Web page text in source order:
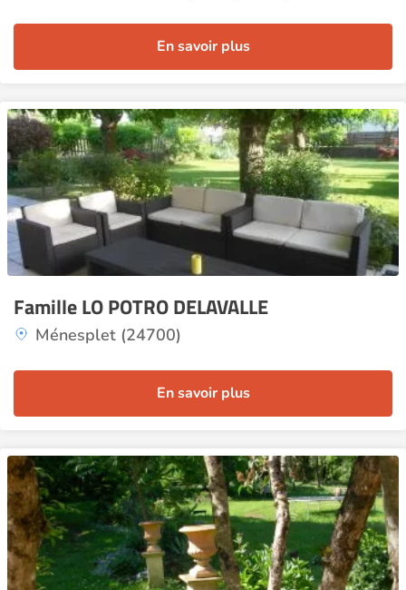
En savoir plus
Famille LO POTRO DELAVALLE
Ménesplet (24700)
En savoir plus